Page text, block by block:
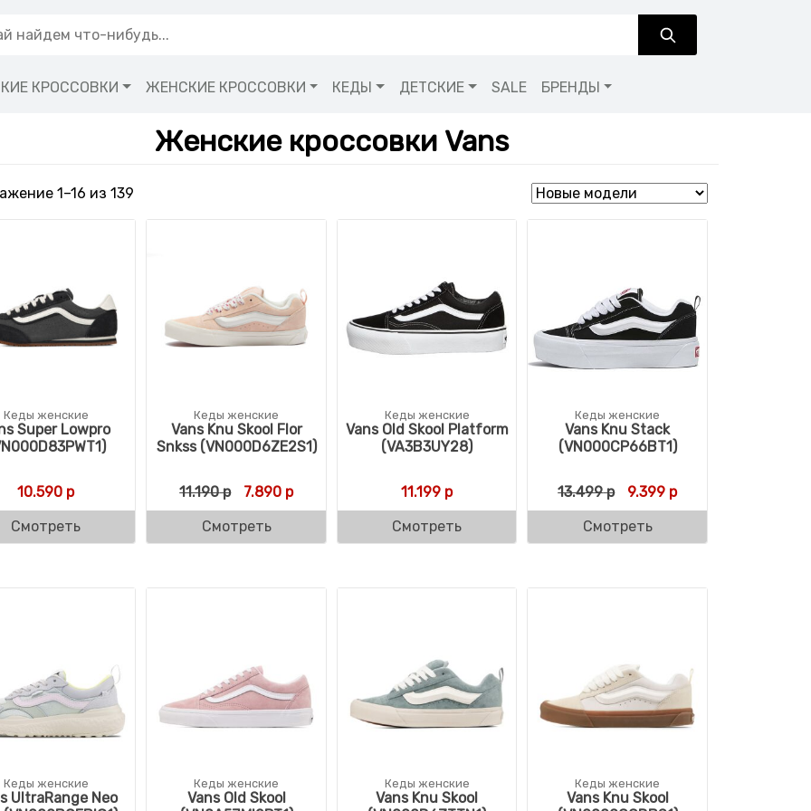
КРОССОВКИ ЖЕНСКИЕ КРОССОВКИ КЕДЫ ДЕТСКИЕ SALE БРЕНДЫ
Женские кроссовки Vans
1–16 из 139
Кеды женские
Super Lowpro
10.590 р
Смотреть
Кеды женские
Vans Knu Skool Flor
Snkss (VN000D6ZE2S1)
11.190р Первоначальная цена составляла 11.190 р.
7.890 рТекущая цена: 7.890 р.
Смотреть
Кеды женские
Vans Old Skool Platform
(VA3B3UY28)
11.199 р
Смотреть
Кеды женские
Vans Knu Stack
(VN000CP66BT1)
13.499р Первоначальная цена
9.399 рТекущая цена:
Смотреть
Кеды женские
UltraRange Neo
Кеды женские
Vans Old Skool
Кеды женские
Vans Knu Skool
Кеды женские
Vans Knu Skool